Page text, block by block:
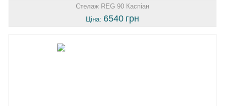
Стелаж REG 90 Каспіан
Ціна: 6540 грн